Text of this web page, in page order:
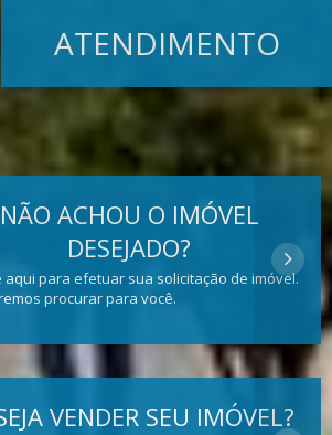
ATENDIMENTO
NÃO ACHOU O IMÓVEL
DESEJADO?
aqui para efetuar sua solicitação de imóvel.
procurar para você.
VENDER SEU IMÓVEL?